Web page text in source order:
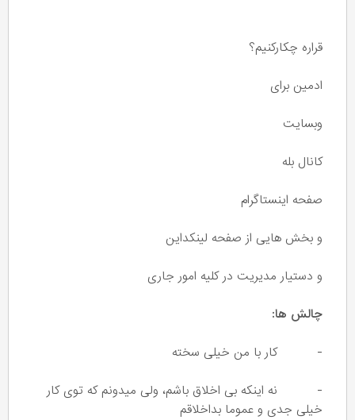
قراره چکارکنیم؟
ادمین برای
وبسایت
کانال بله
صفحه اینستاگرام
و بخش هایی از صفحه لینکداین
و دستیار مدیریت در کلیه امور جاری
چالش ها:
- کار با من خیلی سخته
- نه اینکه بی اخلاق باشم، ولی میدونم که توی کار
خیلی جدی و عموما بداخلاقم